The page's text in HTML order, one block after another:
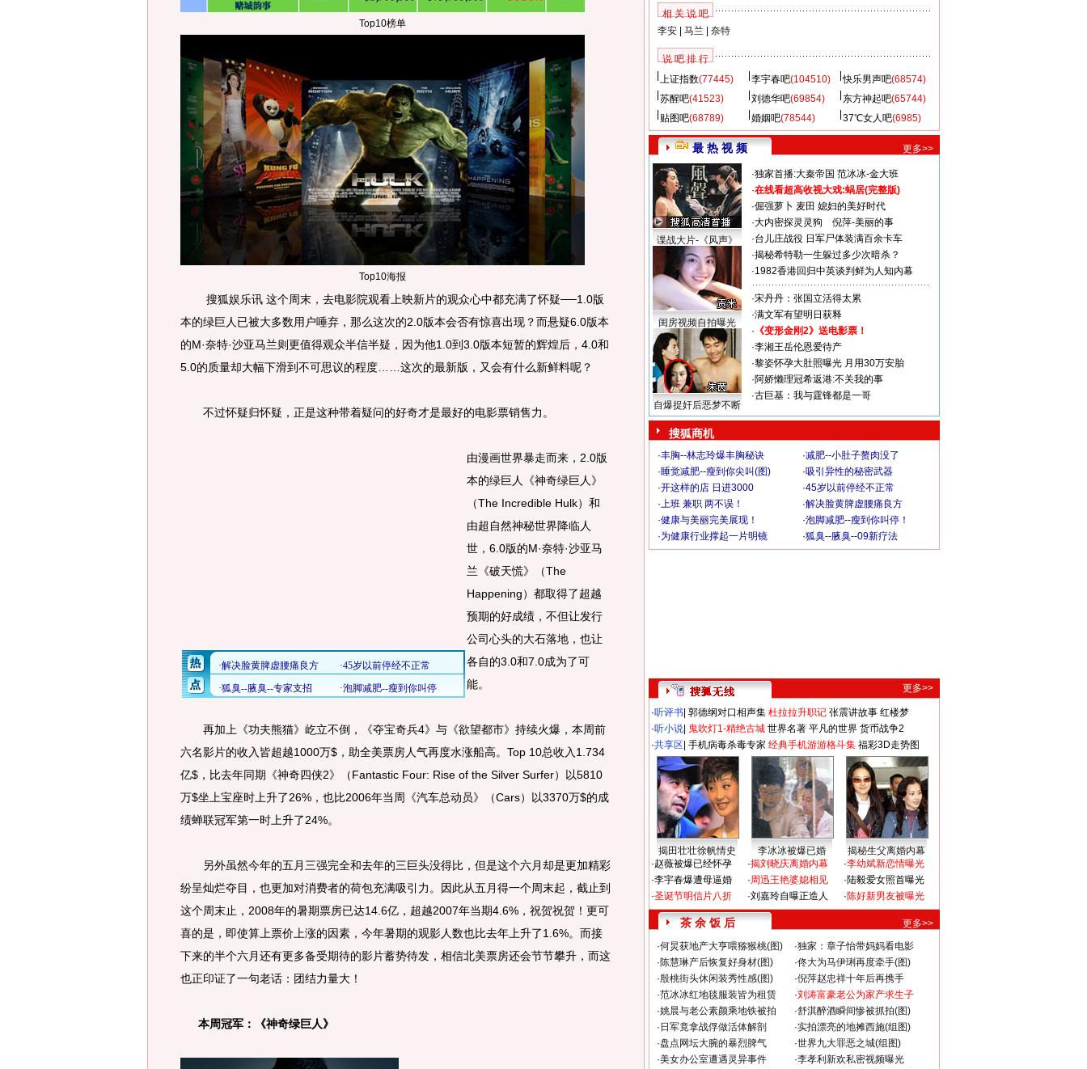
Top10榜单
Top10海报
搜狐娱乐讯 这个周末，去电影院观看上映新片的观众心中都充满了怀疑──1.0版
本的绿巨人已被大多数用户唾弃，那么这次的2.0版本会否有惊喜出现？而悬疑6.0版本
的M·奈特·沙亚马兰则更值得观众半信半疑，因为他1.0到3.0版本短暂的辉煌后，4.0和
5.0的质量却大幅下滑到不可思议的程度……这次的最新版，又会有什么新鲜料呢？
不过怀疑归怀疑，正是这种带着疑问的好奇才是最好的电影票销售力。
由漫画世界暴走而来，2.0版
本的绿巨人《神奇绿巨人》
（The Incredible Hulk）和
由超自然神秘世界降临人
世，6.0版的M·奈特·沙亚马
兰《破天慌》（The
Happening）都取得了超越
预期的好成绩，不但让发行
公司心头的大石落地，也让
各自的3.0和7.0成为了可
能。
再加上《功夫熊猫》屹立不倒，《夺宝奇兵4》与《欲望都市》持续火爆，本周前
六名影片的收入皆超越1000万$，助全美票房人气再度水涨船高。Top 10总收入1.734
亿$，比去年同期《神奇四侠2》（Fantastic Four: Rise of the Silver Surfer）以5810
万$坐上宝座时上升了26%，也比2006年当周《汽车总动员》（Cars）以3370万$的成
绩蝉联冠军第一时上升了24%。
另外虽然今年的五月三强完全和去年的三巨头没得比，但是这个六月却是更加精彩
纷呈灿烂夺目，也更加对消费者的荷包充满吸引力。因此从五月得一个周末起，截止到
这个周末止，2008年的暑期票房已达14.6亿，超越2007年当期4.6%，祝贺祝贺！更可
喜的是，即使算上票价上涨的因素，今年暑期的观影人数也比去年上升了1.6%。而接
下来的半个六月还有更多备受期待的影片蓄势待发，相信北美票房还会节节攀升，而这
也正印证了一句老话：团结力量大！
本周冠军：《神奇绿巨人》
相 关 说 吧
李安| 马兰 奈特
说 吧 排 行
上证指数(77445) 李宇春吧(104510) 快乐男声吧(68574)
苏醒吧(41523) 刘德华吧(69854) 东方神起吧(65744)
贴图吧(68789) 婚姻吧(78544) 37℃女人吧(6985)
最 热 视 频 更多>>
谍战大片-《风声》
闺房视频自拍曝光
自爆捉奸后恶梦不断
·独家首播:大秦帝国 范冰冰-金大班
·在线看超高收视大戏:蜗居(完整版)
·倔强萝卜 麦田 媳妇的美好时代
·大内密探灵灵狗
倪萍-美丽的事
·台儿庄战役 日军尸体装满百余卡车
·揭秘希特勒一生躲过多少次暗杀？
·1982香港回归中英谈判鲜为人知内幕
·宋丹丹：张国立活得太累
·满文军有望明日获释
· 《变形金刚2》送电影票！
·李湘王岳伦恩爱待产
·黎姿怀孕大肚照曝光 月用30万安胎
·阿娇懒理冠希返港:不关我的事
·古巨基：我与霆锋都是一哥
搜狐商机
·丰胸--林志玲爆丰胸秘诀 ·减肥--小肚子赘肉没了
·睡觉减肥--瘦到你尖叫(图) ·吸引异性的秘密武器
·开这样的店 日进3000 ·45岁以前停经不正常
·上班 兼职 两不误！ ·解决脸黄脾虚腰痛良方
·健康与美丽完美展现！ ·泡脚减肥--瘦到你叫停！
·为健康行业撑起一片明镜 ·狐臭--腋臭--09新疗法
更多>>
·听评书 郭德纲对口相声集 杜拉拉升职记 张震讲故事 红楼梦
·听小说 鬼吹灯1-精绝古城 世界名著 平凡的世界 货币战争2
·共享区 手机病毒杀毒专家 经典手机游游格斗集 福彩3D走势图
揭田壮壮徐帆情史 李冰冰被爆已婚
揭秘生父离婚内幕
·赵薇被爆已经怀孕
·李宇春爆遭母逼婚
·圣诞节明信片八折
·揭刘晓庆离婚内幕
·周迅王艳婆媳相见
·刘嘉玲自曝正造人
·李幼斌新恋情曝光
·陆毅爱女照首曝光
·陈好新男友被曝光
茶 余 饭 后
更多>>
·何炅获地产大亨喂猕猴桃(图) ·独家：章子怡带妈妈看电影
·陈慧琳产后恢复好身材(图) ·佟大为马伊琍再度牵手(图)
·殷桃街头休闲装秀性感(图) ·倪萍赵忠祥十年后再携手
·范冰冰红地毯服装皆为租赁 ·刘涛富豪老公为家产求生子
·姚晨与老公素颜乘地铁被拍 ·舒淇醉酒瞬间惨被抓拍(图)
· 日军竟拿战俘做活体解剖 ·实拍漂亮的地摊西施(组图)
·盘点网坛大腕的暴烈脾气 ·世界九大罪恶之城(组图)
·美女办公室遭遇灵异事件 ·李孝利新欢私密视频曝光